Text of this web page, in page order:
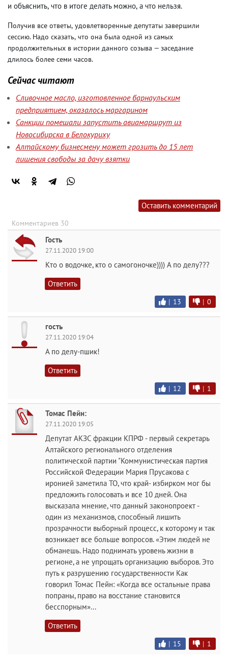
и объяснить, что в итоге делать можно, а что нельзя.
Получив все ответы, удовлетворенные депутаты завершили
сессию. Надо сказать, что она была одной из самых
продолжительных в истории данного созыва — заседание
длилось более семи часов.
Сейчас читают
Сливочное масло, изготовленное барнаульским
предприятием, оказалось маргарином
Санкции помешали запустить авиамаршрут из
Новосибирска в Белокуриху
Алтайскому бизнесмену может грозить до 15 лет
лишения свободы за дачу взятки
Оставить комментарий
Комментариев 30
Гость
27.11.2020 19:00
Кто о водочке, кто о самогоночке)))) А по делу???
Ответить
| 13 | 0
гость
27.11.2020 19:04
А по делу-пшик!
Ответить
| 12 | 1
Томас Пейн:
27.11.2020 19:05
Депутат АКЗС фракции КПРФ - первый секретарь
Алтайского регионального отделения
политической партии "Коммунистическая партия
Российской Федерации Мария Прусакова с
иронией заметила ТО, что край- избирком мог бы
предложить голосовать и все 10 дней. Она
высказала мнение, что данный законопроект -
один из механизмов, способный лишить
прозрачности выборный процесс, к которому и так
возникает все больше вопросов. «Этим людей не
обманешь. Надо поднимать уровень жизни в
регионе, а не упрощать организацию выборов. Это
путь к разрушению государственности Как
говорил Томас Пейн: «Когда все остальные права
попраны, право на восстание становится
бесспорным»...
Ответить
| 15 | 1